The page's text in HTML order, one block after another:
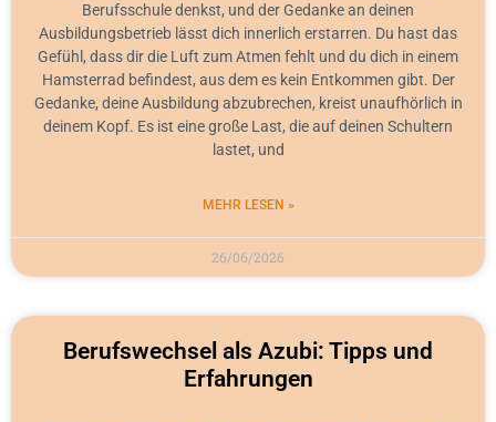
Berufsschule denkst, und der Gedanke an deinen
Ausbildungsbetrieb lässt dich innerlich erstarren. Du hast das
Gefühl, dass dir die Luft zum Atmen fehlt und du dich in einem
Hamsterrad befindest, aus dem es kein Entkommen gibt. Der
Gedanke, deine Ausbildung abzubrechen, kreist unaufhörlich in
deinem Kopf. Es ist eine große Last, die auf deinen Schultern
lastet, und
MEHR LESEN »
26/06/2026
Berufswechsel als Azubi: Tipps und
Erfahrungen